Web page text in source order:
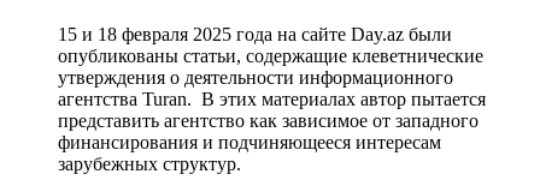
15 и 18 февраля 2025 года на сайте Day.az были
опубликованы статьи, содержащие клеветнические
утверждения о деятельности информационного
агентства Turan. В этих материалах автор пытается
представить агентство как зависимое от западного
финансирования и подчиняющееся интересам
зарубежных структур.